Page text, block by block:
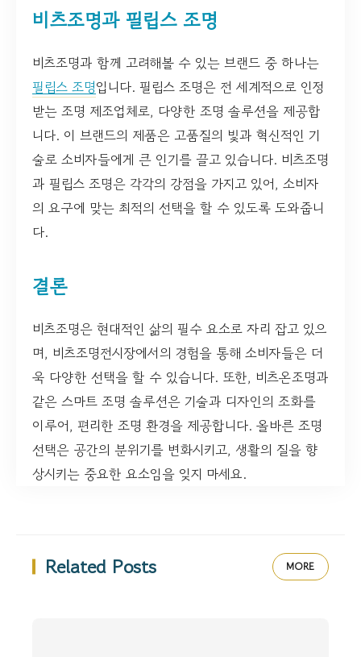
비츠조명과 필립스 조명
비츠조명과 함께 고려해볼 수 있는 브랜드 중 하나는
필립스 조명입니다. 필립스 조명은 전 세계적으로 인정
받는 조명 제조업체로, 다양한 조명 솔루션을 제공합
니다. 이 브랜드의 제품은 고품질의 빛과 혁신적인 기
술로 소비자들에게 큰 인기를 끌고 있습니다. 비츠조명
과 필립스 조명은 각각의 강점을 가지고 있어, 소비자
의 요구에 맞는 최적의 선택을 할 수 있도록 도와줍니
다.
결론
비츠조명은 현대적인 삶의 필수 요소로 자리 잡고 있으
며, 비츠조명전시장에서의 경험을 통해 소비자들은 더
욱 다양한 선택을 할 수 있습니다. 또한, 비츠온조명과
같은 스마트 조명 솔루션은 기술과 디자인의 조화를
이루어, 편리한 조명 환경을 제공합니다. 올바른 조명
선택은 공간의 분위기를 변화시키고, 생활의 질을 향
상시키는 중요한 요소임을 잊지 마세요.
Related Posts MORE